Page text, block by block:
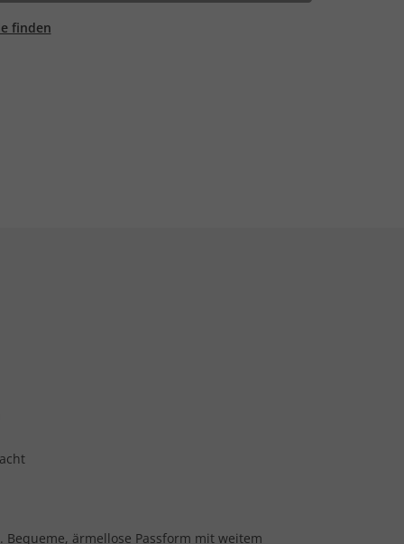
finden
ärmellose Passform mit weitem